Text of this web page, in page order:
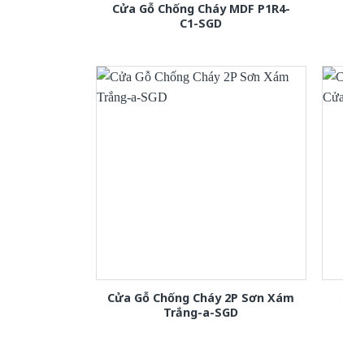
Cửa Gỗ Chống Cháy MDF P1R4-
C1-SGD
Cửa Gỗ Chống Cháy 2P Sơn Xám
Trắng-a-SGD